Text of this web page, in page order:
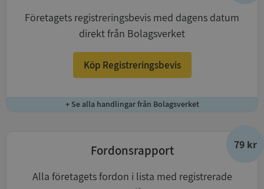
Företagets registreringsbevis med dagens datum
direkt från Bolagsverket
Köp Registreringsbevis
+ Se alla handlingar från Bolagsverket
79 kr
Fordonsrapport
Alla företagets fordon i lista med registrerade